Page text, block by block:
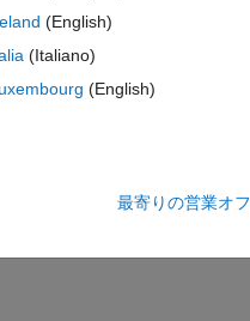
(English)
(Italiano)
(English)
最寄りの営業オ